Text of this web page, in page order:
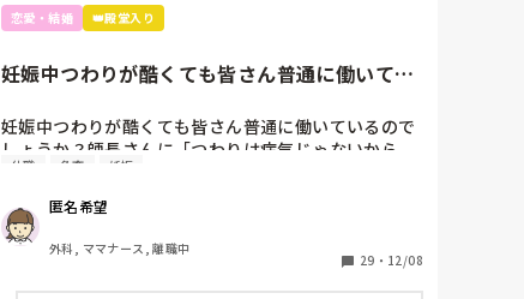
恋愛・結婚 👑殿堂入り
妊娠中つわりが酷くても皆さん普通に働いてい
妊娠中つわりが酷くても皆さん普通に働いているので
しょうか？師長さんに「つわりは病気じゃないから
ね。親になるのはそう簡単じゃないのよ。みんな辛い
のを乗り越えてるんだから。家で寝てると病人になっ
ちゃうから働いてた方がいいでしょ」と言われまし
た。体調的に本当にしんどいです。患者の心配してい
る余裕がなく、急変したらと不安です。結構ナイーブ
になっているのかすぐ涙が出ます。妊娠初期はみんな
休職 急変 妊娠
匿名希望
外科, ママナース, 離職中
29 ・ 12/08